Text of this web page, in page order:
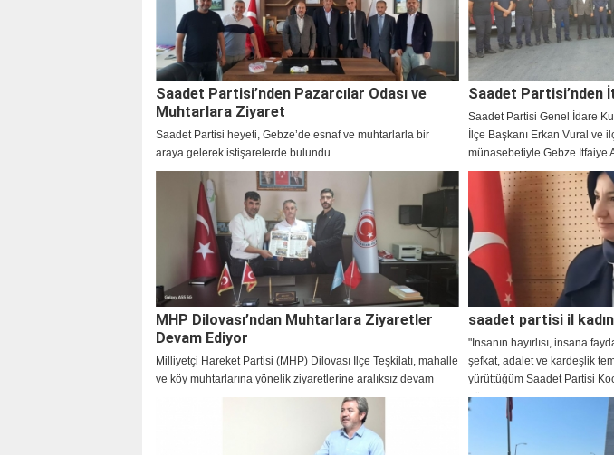
Saadet Partisi’nden Pazarcılar Odası ve
Muhtarlara Ziyaret
Saadet Partisi heyeti, Gebze’de esnaf ve muhtarlarla bir
araya gelerek istişarelerde bulundu.
Saadet Partisi’nden
Saadet Partisi Genel İdare
İlçe Başkanı Erkan Vural ve
münasebetiyle Gebze İtfaiye
MHP Dilovası’ndan Muhtarlara Ziyaretler
Devam Ediyor
Milliyetçi Hareket Partisi (MHP) Dilovası İlçe Teşkilatı, mahalle
ve köy muhtarlarına yönelik ziyaretlerine aralıksız devam
saadet partisi il
"İnsanın hayırlısı, insana
şefkat, adalet ve kardeşlik
yürüttüğüm Saadet Partisi
görevini devretmiş